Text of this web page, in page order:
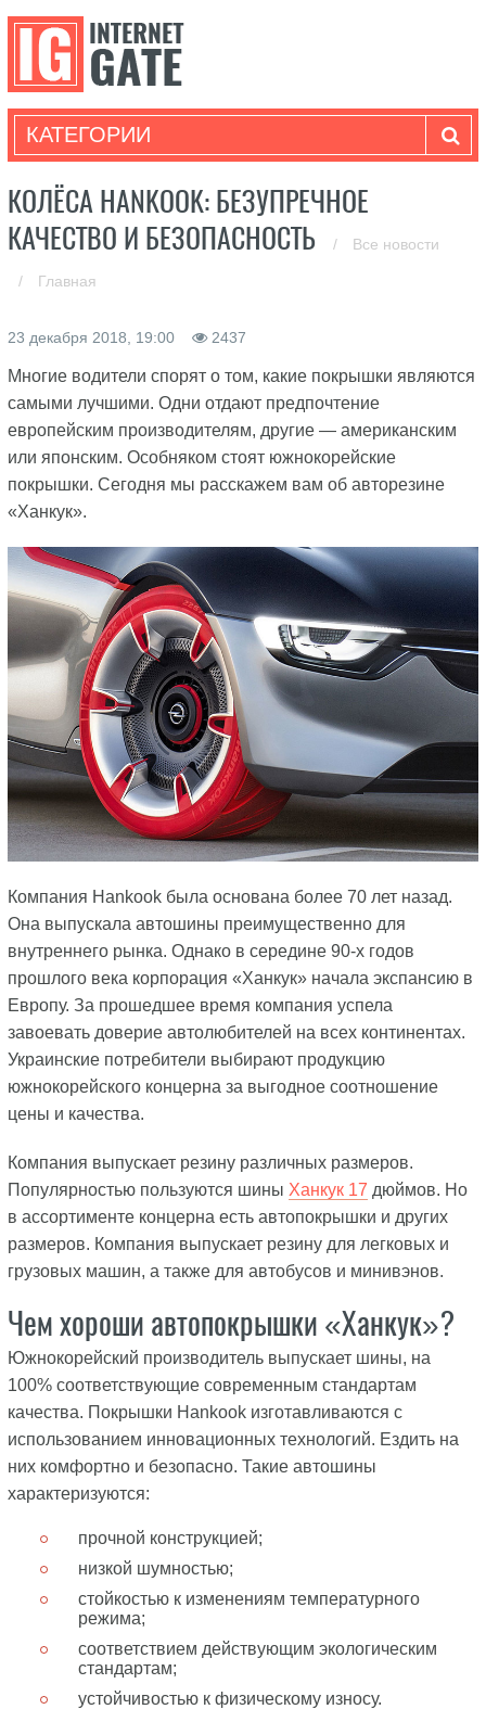
КАТЕГОРИИ
КОЛЁСА HANKOOK: БЕЗУПРЕЧНОЕ
КАЧЕСТВО И БЕЗОПАСНОСТЬ
/ Все новости
/ Главная
23 декабря 2018, 19:00 2437
Многие водители спорят о том, какие покрышки являются
самыми лучшими. Одни отдают предпочтение
европейским производителям, другие — американским
или японским. Особняком стоят южнокорейские
покрышки. Сегодня мы расскажем вам об авторезине
«Ханкук».
Компания Hankook была основана более 70 лет назад.
Она выпускала автошины преимущественно для
внутреннего рынка. Однако в середине 90-х годов
прошлого века корпорация «Ханкук» начала экспансию в
Европу. За прошедшее время компания успела
завоевать доверие автолюбителей на всех континентах.
Украинские потребители выбирают продукцию
южнокорейского концерна за выгодное соотношение
цены и качества.
Компания выпускает резину различных размеров.
Популярностью пользуются шины Ханкук 17 дюймов. Но
в ассортименте концерна есть автопокрышки и других
размеров. Компания выпускает резину для легковых и
грузовых машин, а также для автобусов и минивэнов.
Чем хороши автопокрышки «Ханкук»?
Южнокорейский производитель выпускает шины, на
100% соответствующие современным стандартам
качества. Покрышки Hankook изготавливаются с
использованием инновационных технологий. Ездить на
них комфортно и безопасно. Такие автошины
характеризуются:
прочной конструкцией;
низкой шумностью;
стойкостью к изменениям температурного
режима;
соответствием действующим экологическим
стандартам;
устойчивостью к физическому износу.